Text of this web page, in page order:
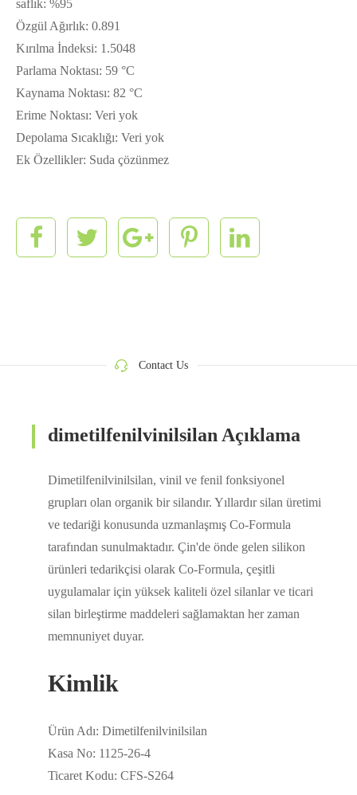
saflık: %95
Özgül Ağırlık: 0.891
Kırılma İndeksi: 1.5048
Parlama Noktası: 59 °C
Kaynama Noktası: 82 °C
Erime Noktası: Veri yok
Depolama Sıcaklığı: Veri yok
Ek Özellikler: Suda çözünmez
Contact Us
dimetilfenilvinilsilan Açıklama
Dimetilfenilvinilsilan, vinil ve fenil fonksiyonel
grupları olan organik bir silandır. Yıllardır silan üretimi
ve tedariği konusunda uzmanlaşmış Co-Formula
tarafından sunulmaktadır. Çin'de önde gelen silikon
ürünleri tedarikçisi olarak Co-Formula, çeşitli
uygulamalar için yüksek kaliteli özel silanlar ve ticari
silan birleştirme maddeleri sağlamaktan her zaman
memnuniyet duyar.
Kimlik
Ürün Adı: Dimetilfenilvinilsilan
Kasa No: 1125-26-4
Ticaret Kodu: CFS-S264